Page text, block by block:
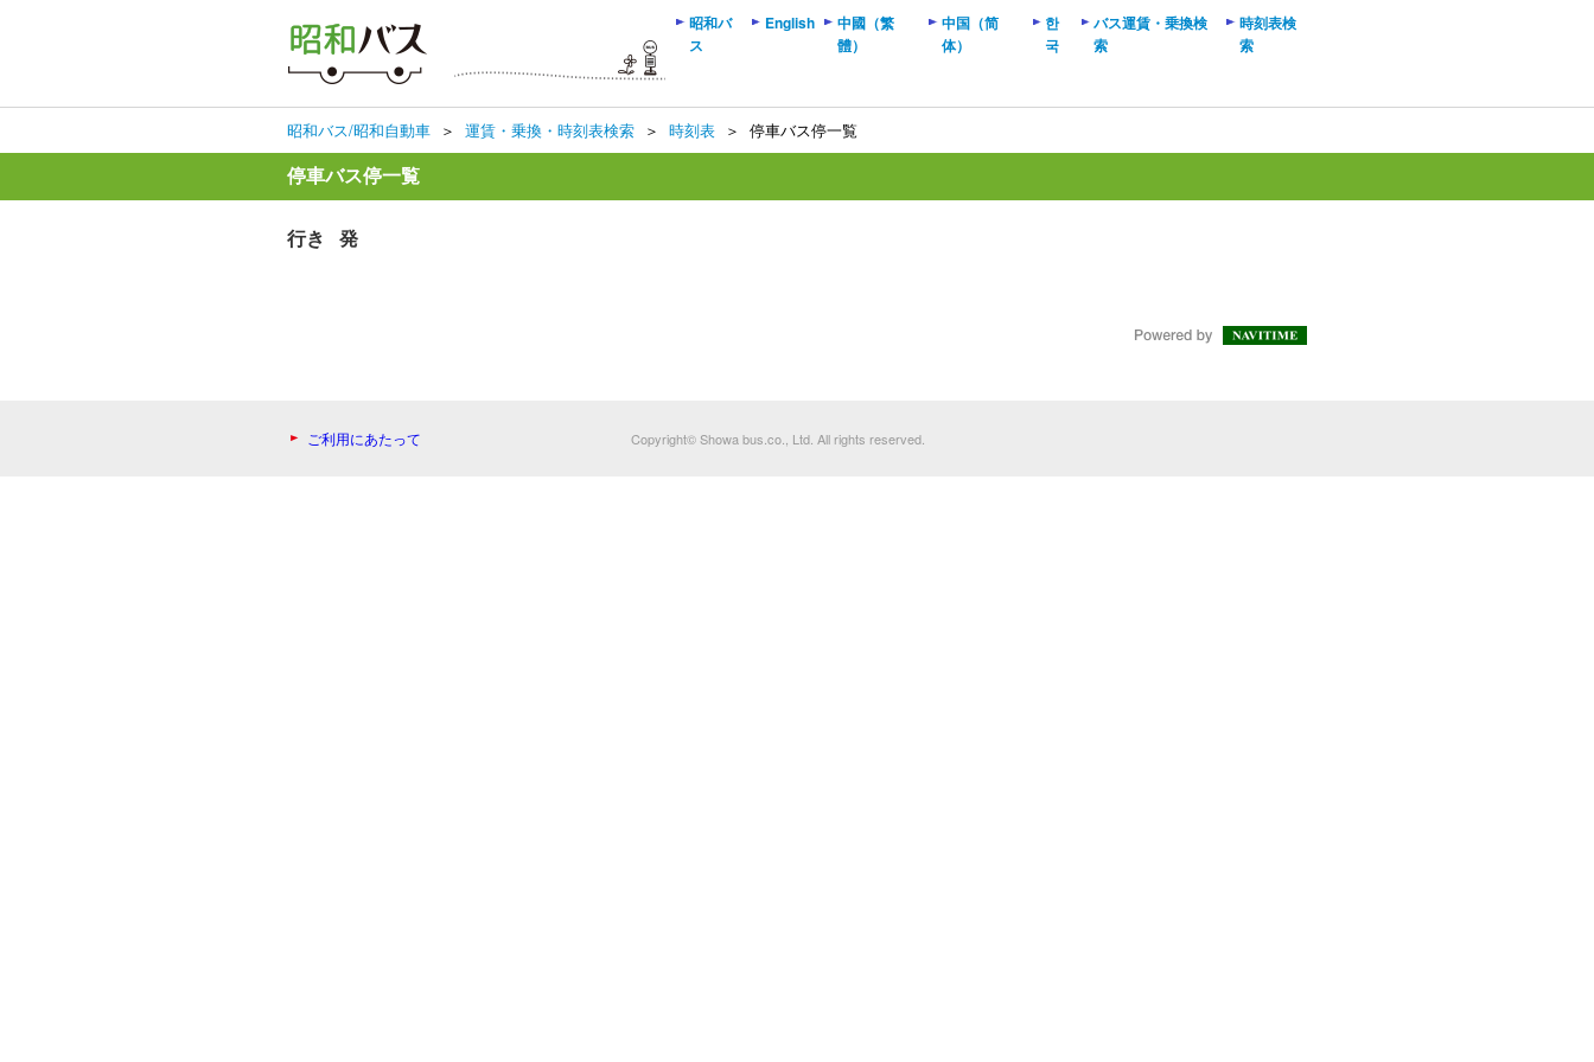
昭和バス/昭和自動車 ＞ 運賃・乗換・時刻表検索 ＞ 時刻表 ＞ 停車バス停一覧
停車バス停一覧
行き 発
昭和バ
ス
English
中國（繁
體）
中国（简
体）
한
국
バス運賃・乗換検
索
時刻表検
索
ご利用にあたって Copyright© Showa bus.co., Ltd. All rights reserved.